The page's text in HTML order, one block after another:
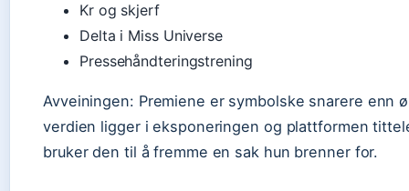
Kr og skjerf
Delta i Miss Universe
Pressehåndteringstrening
Avveiningen: Premiene er symbolske snarere enn
verdien ligger i eksponeringen og plattformen
bruker den til å fremme en sak hun brenner for.